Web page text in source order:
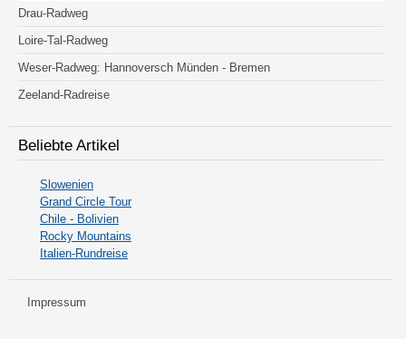
Drau-Radweg
Loire-Tal-Radweg
Weser-Radweg: Hannoversch Münden - Bremen
Zeeland-Radreise
Beliebte Artikel
Slowenien
Grand Circle Tour
Chile - Bolivien
Rocky Mountains
Italien-Rundreise
Impressum